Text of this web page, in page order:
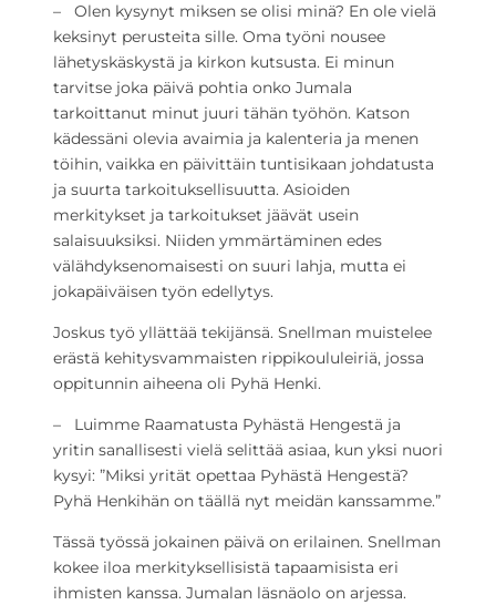
– Olen kysynyt miksen se olisi minä? En ole vielä
keksinyt perusteita sille. Oma työni nousee
lähetyskäskystä ja kirkon kutsusta. Ei minun
tarvitse joka päivä pohtia onko Jumala
tarkoittanut minut juuri tähän työhön. Katson
kädessäni olevia avaimia ja kalenteria ja menen
töihin, vaikka en päivittäin tuntisikaan johdatusta
ja suurta tarkoituksellisuutta. Asioiden
merkitykset ja tarkoitukset jäävät usein
salaisuuksiksi. Niiden ymmärtäminen edes
välähdyksenomaisesti on suuri lahja, mutta ei
jokapäiväisen työn edellytys.
Joskus työ yllättää tekijänsä. Snellman muistelee
erästä kehitysvammaisten rippikoululeiriä, jossa
oppitunnin aiheena oli Pyhä Henki.
– Luimme Raamatusta Pyhästä Hengestä ja
yritin sanallisesti vielä selittää asiaa, kun yksi nuori
kysyi: ”Miksi yrität opettaa Pyhästä Hengestä?
Pyhä Henkihän on täällä nyt meidän kanssamme.”
Tässä työssä jokainen päivä on erilainen. Snellman
kokee iloa merkityksellisistä tapaamisista eri
ihmisten kanssa. Jumalan läsnäolo on arjessa.